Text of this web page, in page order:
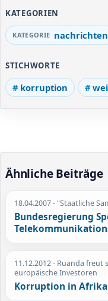
KATEGORIEN
nachrichten
STICHWORTE
korruption
Ähnliche Beiträge
18.04.2007- "Staatliche
Bundesregierung
11.12.2012- Ruanda freut
europäische Investoren
Korruption in Afrika